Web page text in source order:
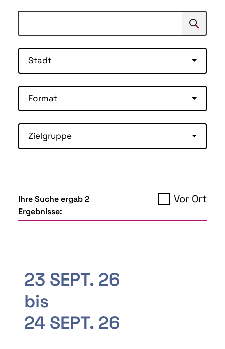
Suchen
Stadt
Format
Zielgruppe
Ihre Suche ergab 2
Ergebnisse:
Vor Ort
23 SEPT. 26
bis
24 SEPT. 26